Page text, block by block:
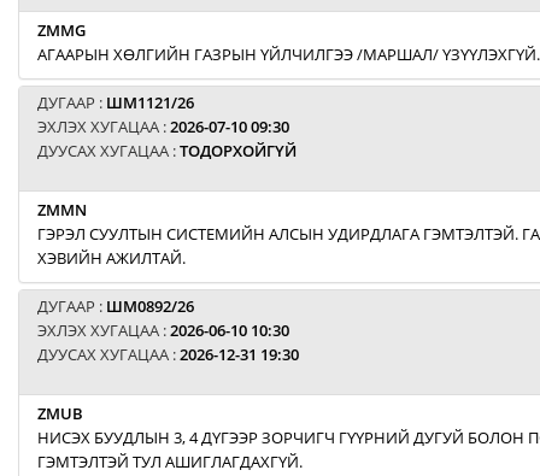
ZMMG
АГААРЫН ХӨЛГИЙН ГАЗРЫН ҮЙЛЧИЛГЭЭ /МАРШАЛ/ ҮЗҮҮЛЭХГҮЙ.
ДУГААР : ШМ1121/26
ЭХЛЭХ ХУГАЦАА :2026-07-10 09:30
ДУУСАХ ХУГАЦАА :ТОДОРХОЙГҮЙ
ZMMN
ГЭРЭЛ СУУЛТЫН СИСТЕМИЙН АЛСЫН УДИРДЛАГА ГЭМТЭЛТЭЙ.
ХЭВИЙН АЖИЛТАЙ.
ДУГААР : ШМ0892/26
ЭХЛЭХ ХУГАЦАА :2026-06-10 10:30
ДУУСАХ ХУГАЦАА :2026-12-31 19:30
ZMUB
НИСЭХ БУУДЛЫН 3, 4 ДҮГЭЭР ЗОРЧИГЧ ГҮҮРНИЙ ДУГУЙ БОЛОН
ГЭМТЭЛТЭЙ ТУЛ АШИГЛАГДАХГҮЙ.